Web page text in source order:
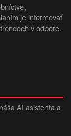
je informovať
v odbore.
AI asistenta a